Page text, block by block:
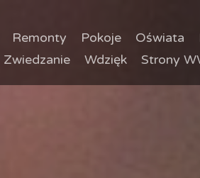
Remonty Pokoje Oświata
Zwiedzanie Wdzięk Strony